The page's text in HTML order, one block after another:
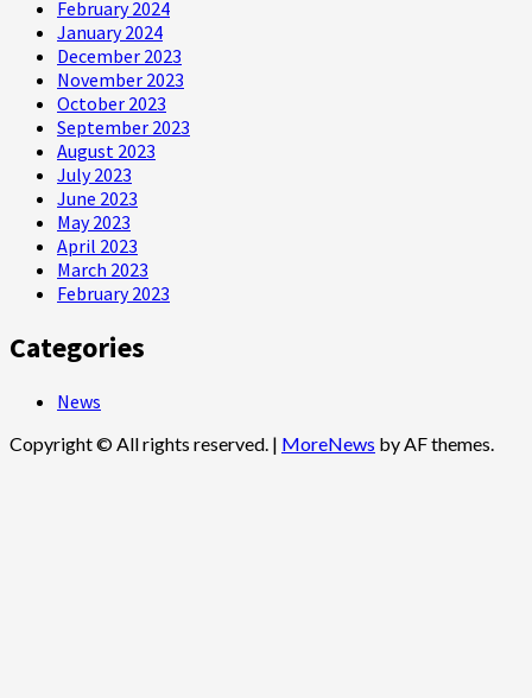
February 2024
January 2024
December 2023
November 2023
October 2023
September 2023
August 2023
July 2023
June 2023
May 2023
April 2023
March 2023
February 2023
Categories
News
Copyright © All rights reserved. | MoreNews by AF themes.